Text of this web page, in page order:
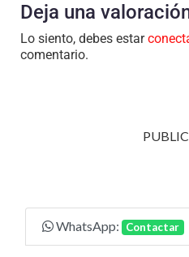
Deja una
Lo siento, debes estar
comentario.
WhatsApp: Contactar